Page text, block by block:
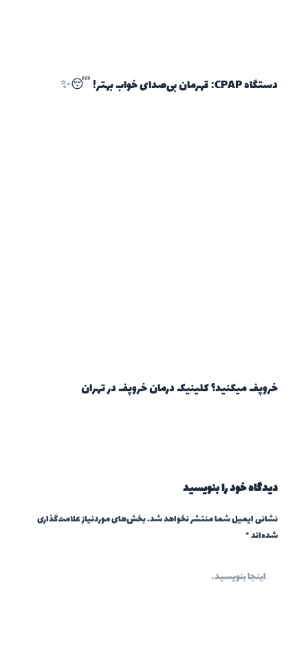
دستگاه CPAP: قهرمان بی‌صدای خواب بهتر! 😴✨
خروپف میکنید؟ کلینیک درمان خروپف در تهران
دیدگاه‌ خود را بنویسید
نشانی ایمیل شما منتشر نخواهد شد.بخش‌های موردنیاز علامت‌گذاری
شده‌اند*
بنویسید…